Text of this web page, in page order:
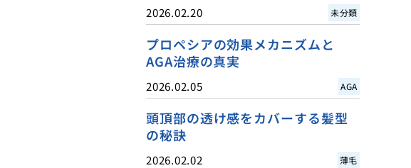
2026.02.20 未分類
プロペシアの効果メカニズムと
AGA治療の真実
2026.02.05 AGA
頭頂部の透け感をカバーする髪型
の秘訣
2026.02.02 薄毛